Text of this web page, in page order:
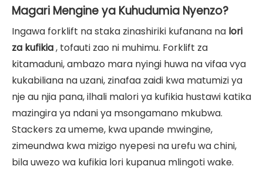
Magari Mengine ya Kuhudumia Nyenzo?
Ingawa forklift na staka zinashiriki kufanana na lori
za kufikia, tofauti zao ni muhimu. Forklift za
kitamaduni, ambazo mara nyingi huwa na vifaa vya
kukabiliana na uzani, zinafaa zaidi kwa matumizi ya
nje au njia pana, ilhali malori ya kufikia hustawi katika
mazingira ya ndani ya msongamano mkubwa.
Stackers za umeme, kwa upande mwingine,
zimeundwa kwa mizigo nyepesi na urefu wa chini,
bila uwezo wa kufikia lori kupanua mlingoti wake.